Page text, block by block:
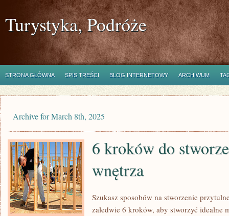
Turystyka, Podróże
STRONA GŁÓWNA SPIS TREŚCI BLOG INTERNETOWY ARCHIWUM
Archive for March 8th, 2025
6 kroków do
wnętrza
Szukasz sposobów na stworzenie
zaledwie 6 kroków, aby stworzyć idealne